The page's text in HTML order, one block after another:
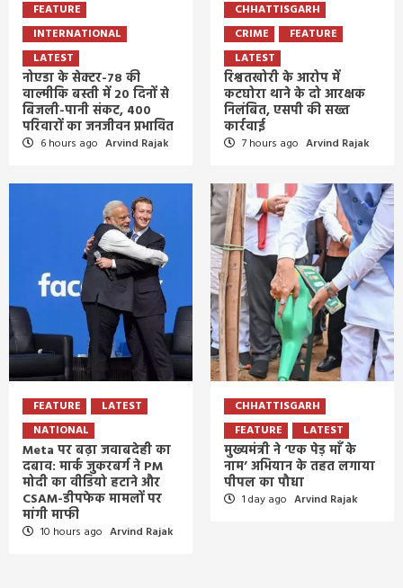
FEATURE
INTERNATIONAL
LATEST
नोएडा के सेक्टर-78 की
वाल्मीकि बस्ती में 20 दिनों से
बिजली-पानी संकट, 400
परिवारों का जनजीवन प्रभावित
6 hours ago Arvind Rajak
CHHATTISGARH
CRIME
FEATURE
LATEST
रिश्वतखोरी के आरोप में
कटघोरा थाने के दो आरक्षक
निलंबित, एसपी की सख्त
कार्रवाई
7 hours ago Arvind Rajak
FEATURE
LATEST
NATIONAL
Meta पर बढ़ा जवाबदेही का
दबाव: मार्क जुकरबर्ग ने PM
मोदी का वीडियो हटाने और
CSAM-डीपफेक मामलों पर
मांगी माफी
10 hours ago Arvind Rajak
CHHATTISGARH
FEATURE
LATEST
मुख्यमंत्री ने ‘एक पेड़ माँ के
नाम’ अभियान के तहत लगाया
पीपल का पौधा
1 day ago Arvind Rajak